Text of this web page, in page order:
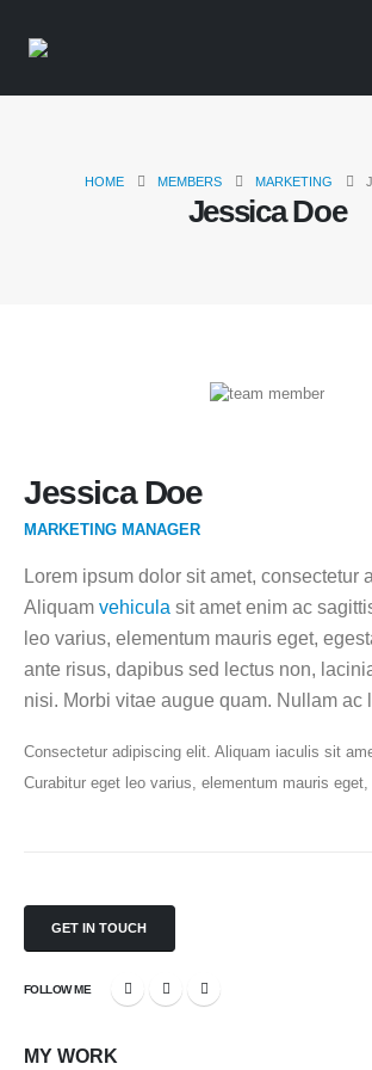
HOME MEMBERS MARKETING
Jessica Doe
Jessica Doe
MARKETING MANAGER
Lorem ipsum dolor sit amet, consectetur
Aliquam vehicula sit amet enim ac
leo varius, elementum mauris eget,
ante risus, dapibus sed lectus non,
nisi. Morbi vitae augue quam. Nullam ac
Consectetur adipiscing elit. Aliquam iaculis sit
Curabitur eget leo varius, elementum mauris
GET IN TOUCH
FOLLOW ME
MY WORK